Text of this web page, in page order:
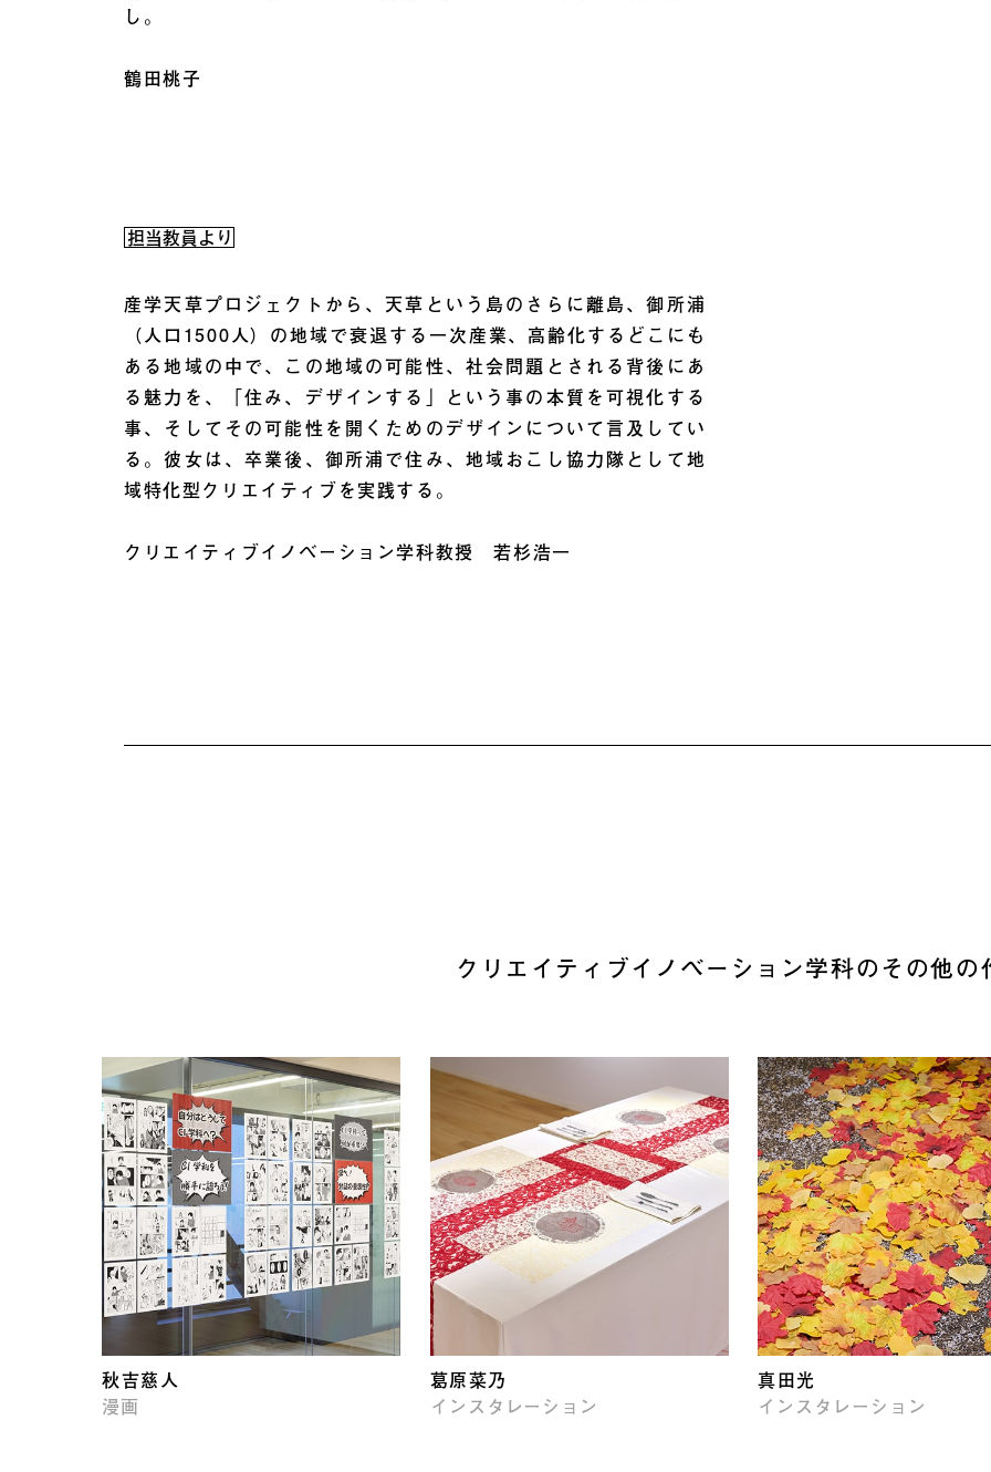
し。
鶴田桃子
担当教員より
産学天草プロジェクトから、天草という島のさらに離島、御所浦
（人口1500人）の地域で衰退する一次産業、高齢化するどこにも
ある地域の中で、この地域の可能性、社会問題とされる背後にあ
る魅力を、「住み、デザインする」という事の本質を可視化する
事、そしてその可能性を開くためのデザインについて言及してい
る。彼女は、卒業後、御所浦で住み、地域おこし協力隊として地
域特化型クリエイティブを実践する。
クリエイティブイノベーション学科教授 若杉浩一
クリエイティブイノベーション学科のその他の
秋吉慈人
漫画
葛原菜乃
インスタレーション
真田光
インスタレーション